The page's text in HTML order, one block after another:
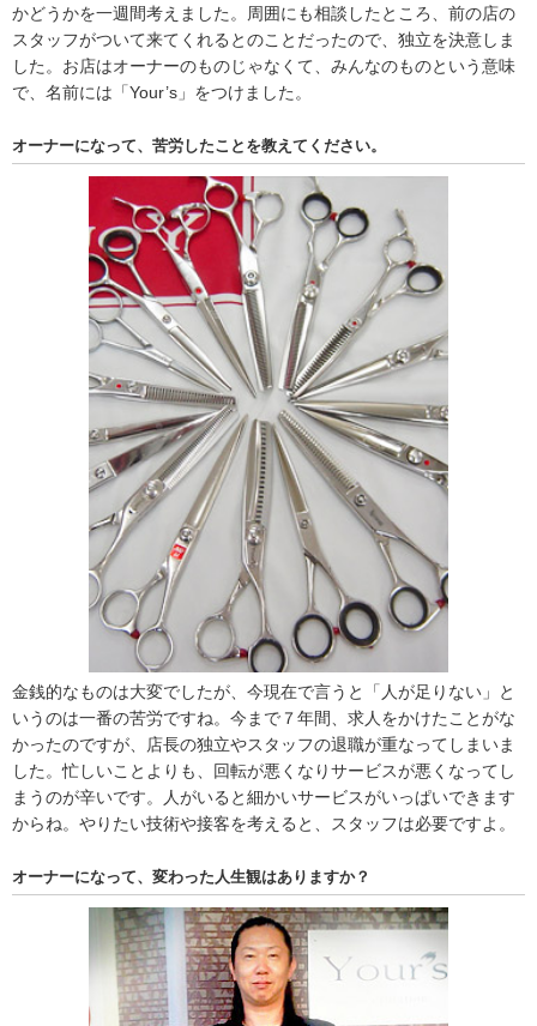
かどうかを一週間考えました。周囲にも相談したところ、前の店の
スタッフがついて来てくれるとのことだったので、独立を決意しま
した。お店はオーナーのものじゃなくて、みんなのものという意味
で、名前には「Your’s」をつけました。
オーナーになって、苦労したことを教えてください。
金銭的なものは大変でしたが、今現在で言うと「人が足りない」と
いうのは一番の苦労ですね。今まで７年間、求人をかけたことがな
かったのですが、店長の独立やスタッフの退職が重なってしまいま
した。忙しいことよりも、回転が悪くなりサービスが悪くなってし
まうのが辛いです。人がいると細かいサービスがいっぱいできます
からね。やりたい技術や接客を考えると、スタッフは必要ですよ。
オーナーになって、変わった人生観はありますか？